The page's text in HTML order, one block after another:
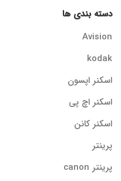
دسته بندی ها
Avision
kodak
اسکنر اپسون
اسکنر اچ پی
اسکنر کانن
پرینتر
پرینتر canon